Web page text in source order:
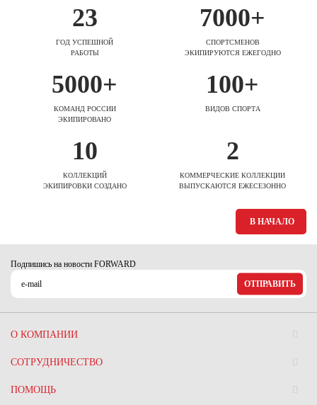
23
ГОД УСПЕШНОЙ
РАБОТЫ
7000+
СПОРТСМЕНОВ
ЭКИПИРУЮТСЯ ЕЖЕГОДНО
5000+
КОМАНД РОССИИ
ЭКИПИРОВАНО
100+
ВИДОВ СПОРТА
10
КОЛЛЕКЦИЙ
ЭКИПИРОВКИ СОЗДАНО
2
КОММЕРЧЕСКИЕ КОЛЛЕКЦИИ
ВЫПУСКАЮТСЯ ЕЖЕСЕЗОННО
В НАЧАЛО
Подпишись на новости FORWARD
ОТПРАВИТЬ
О КОМПАНИИ
СОТРУДНИЧЕСТВО
ПОМОЩЬ